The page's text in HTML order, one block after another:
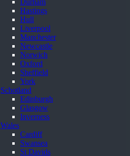
Hastings
Hull
Liverpool
Manchester
Newcastle
Norwich
Oxford
Sheffield
York
Schotland
Edinburgh
Glasgow
Inverness
Wales
Cardiff
Swansea
St Davids